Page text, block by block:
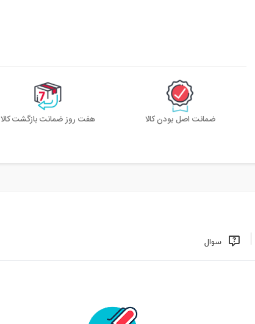
ضمانت اصل بودن کالا هفت روز ضمانت بازگشت کالا
سوال